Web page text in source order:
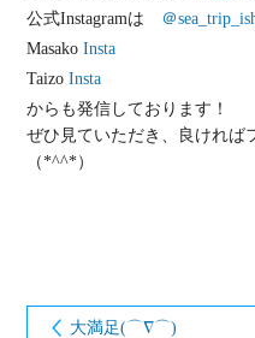
公式Instagramは
＠
Masako Insta
Taizo Insta
からも発信しております！
ぜひ見ていただき、良ければ
（*^^*）
大満足(⌒∇⌒)